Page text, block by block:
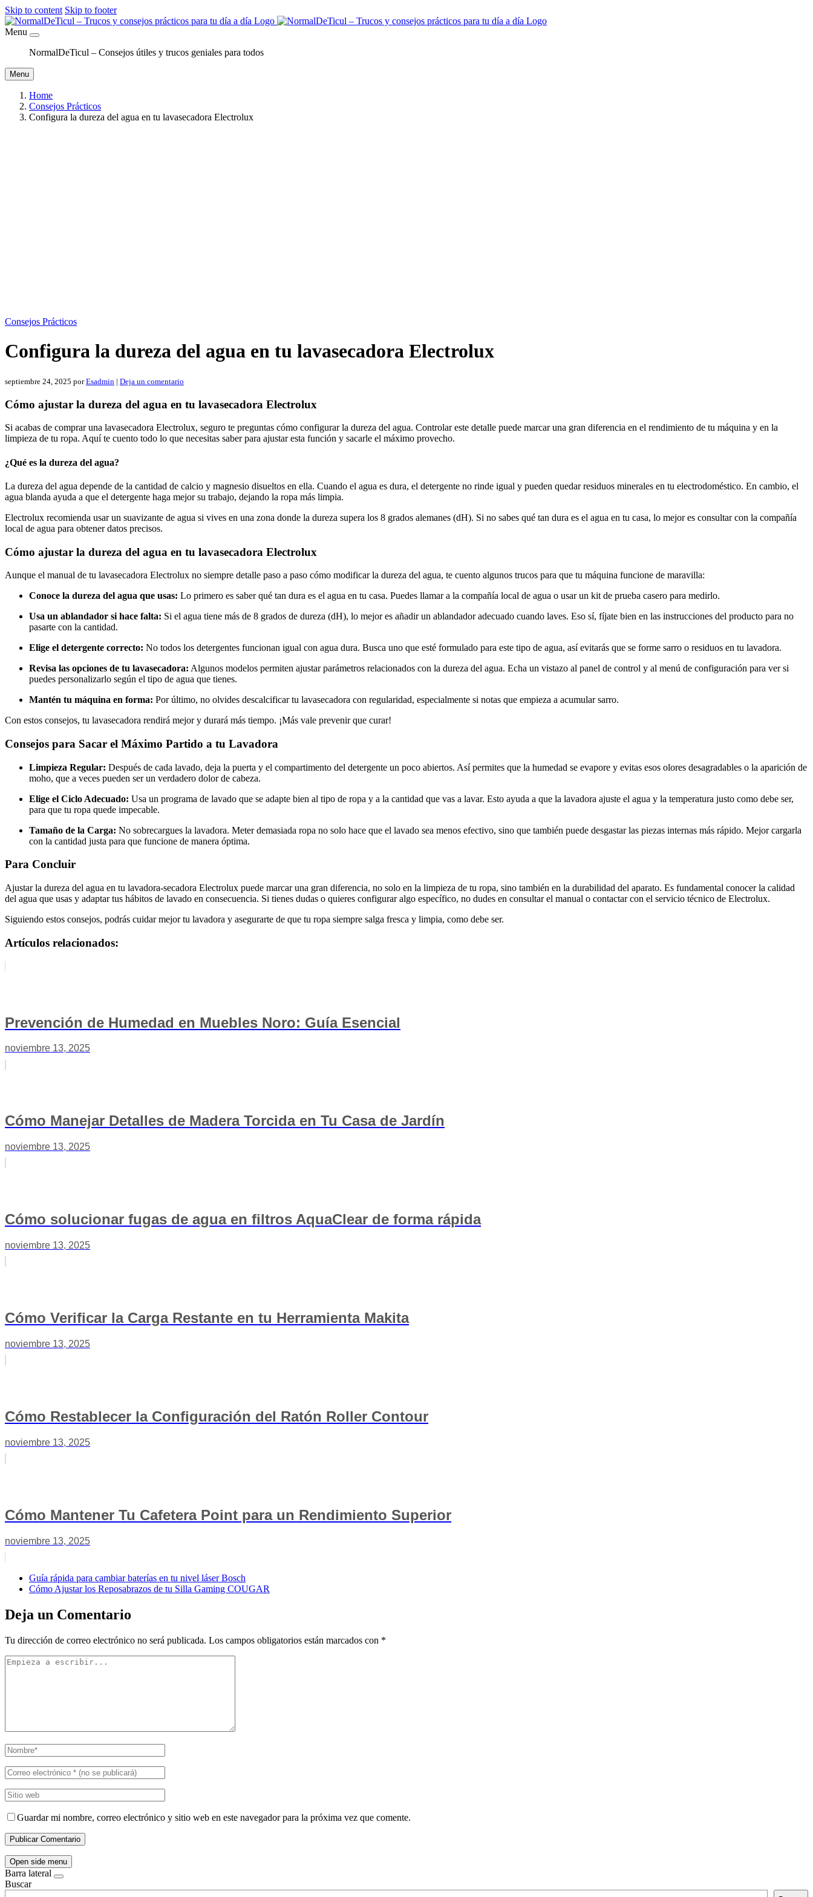
Skip to content Skip to footer
Menu
NormalDeTicul – Consejos útiles y trucos geniales para todos
Menu
Home
Consejos Prácticos
Configura la dureza del agua en tu lavasecadora Electrolux
Consejos Prácticos
Configura la dureza del agua en tu lavasecadora Electrolux
septiembre 24, 2025 porEsadmin | Deja un comentario
Cómo ajustar la dureza del agua en tu lavasecadora Electrolux
Si acabas de comprar una lavasecadora Electrolux, seguro te preguntas cómo configurar la dureza del agua. Controlar este detalle puede marcar una gran diferencia en el rendimiento de tu máquina y en la
limpieza de tu ropa. Aquí te cuento todo lo que necesitas saber para ajustar esta función y sacarle el máximo provecho.
¿Qué es la dureza del agua?
La dureza del agua depende de la cantidad de calcio y magnesio disueltos en ella. Cuando el agua es dura, el detergente no rinde igual y pueden quedar residuos minerales en tu electrodoméstico. En cambio, el
agua blanda ayuda a que el detergente haga mejor su trabajo, dejando la ropa más limpia.
Electrolux recomienda usar un suavizante de agua si vives en una zona donde la dureza supera los 8 grados alemanes (dH). Si no sabes qué tan dura es el agua en tu casa, lo mejor es consultar con la compañía
local de agua para obtener datos precisos.
Cómo ajustar la dureza del agua en tu lavasecadora Electrolux
Aunque el manual de tu lavasecadora Electrolux no siempre detalle paso a paso cómo modificar la dureza del agua, te cuento algunos trucos para que tu máquina funcione de maravilla:
Conoce la dureza del agua que usas: Lo primero es saber qué tan dura es el agua en tu casa. Puedes llamar a la compañía local de agua o usar un kit de prueba casero para medirlo.
Usa un ablandador si hace falta: Si el agua tiene más de 8 grados de dureza (dH), lo mejor es añadir un ablandador adecuado cuando laves. Eso sí, fíjate bien en las instrucciones del producto para no
pasarte con la cantidad.
Elige el detergente correcto: No todos los detergentes funcionan igual con agua dura. Busca uno que esté formulado para este tipo de agua, así evitarás que se forme sarro o residuos en tu lavadora.
Revisa las opciones de tu lavasecadora: Algunos modelos permiten ajustar parámetros relacionados con la dureza del agua. Echa un vistazo al panel de control y al menú de configuración para ver si
puedes personalizarlo según el tipo de agua que tienes.
Mantén tu máquina en forma: Por último, no olvides descalcificar tu lavasecadora con regularidad, especialmente si notas que empieza a acumular sarro.
Con estos consejos, tu lavasecadora rendirá mejor y durará más tiempo. ¡Más vale prevenir que curar!
Consejos para Sacar el Máximo Partido a tu Lavadora
Limpieza Regular: Después de cada lavado, deja la puerta y el compartimento del detergente un poco abiertos. Así permites que la humedad se evapore y evitas esos olores desagradables o la aparición de
moho, que a veces pueden ser un verdadero dolor de cabeza.
Elige el Ciclo Adecuado: Usa un programa de lavado que se adapte bien al tipo de ropa y a la cantidad que vas a lavar. Esto ayuda a que la lavadora ajuste el agua y la temperatura justo como debe ser,
para que tu ropa quede impecable.
Tamaño de la Carga: No sobrecargues la lavadora. Meter demasiada ropa no solo hace que el lavado sea menos efectivo, sino que también puede desgastar las piezas internas más rápido. Mejor cargarla
con la cantidad justa para que funcione de manera óptima.
Para Concluir
Ajustar la dureza del agua en tu lavadora-secadora Electrolux puede marcar una gran diferencia, no solo en la limpieza de tu ropa, sino también en la durabilidad del aparato. Es fundamental conocer la calidad
del agua que usas y adaptar tus hábitos de lavado en consecuencia. Si tienes dudas o quieres configurar algo específico, no dudes en consultar el manual o contactar con el servicio técnico de Electrolux.
Siguiendo estos consejos, podrás cuidar mejor tu lavadora y asegurarte de que tu ropa siempre salga fresca y limpia, como debe ser.
Artículos relacionados:
Prevención de Humedad en Muebles Noro: Guía Esencial
noviembre 13, 2025
Cómo Manejar Detalles de Madera Torcida en Tu Casa de Jardín
noviembre 13, 2025
Cómo solucionar fugas de agua en filtros AquaClear de forma rápida
noviembre 13, 2025
Cómo Verificar la Carga Restante en tu Herramienta Makita
noviembre 13, 2025
Cómo Restablecer la Configuración del Ratón Roller Contour
noviembre 13, 2025
Cómo Mantener Tu Cafetera Point para un Rendimiento Superior
noviembre 13, 2025
Guía rápida para cambiar baterías en tu nivel láser Bosch
Cómo Ajustar los Reposabrazos de tu Silla Gaming COUGAR
Deja un Comentario
Tu dirección de correo electrónico no será publicada. Los campos obligatorios están marcados con *
Guardar mi nombre, correo electrónico y sitio web en este navegador para la próxima vez que comente.
Open side menu
Barra lateral
Buscar